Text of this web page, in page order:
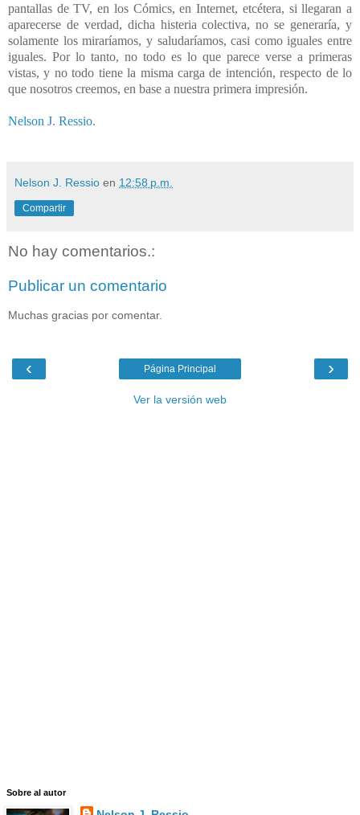
pantallas de TV, en los Cómics, en Internet, etcétera, si llegaran a
aparecerse de verdad, dicha histeria colectiva, no se generaría, y
solamente los miraríamos, y saludaríamos, casi como iguales entre
iguales. Por lo tanto, no todo es lo que parece verse a primeras
vistas, y no todo tiene la misma carga de intención, respecto de lo
que nosotros creemos, en base a nuestra primera impresión.
Nelson J. Ressio.
Nelson J. Ressio en 12:58 p.m.
Compartir
No hay comentarios.:
Publicar un comentario
Muchas gracias por comentar.
‹ ›
Página Principal
Ver la versión web
Sobre al autor